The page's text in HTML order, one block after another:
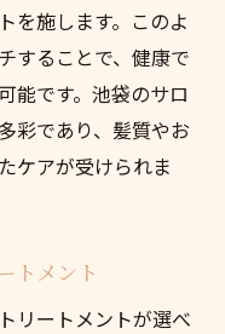
を施します。このよ
することで、健康で
能です。池袋のサロ
彩であり、髪質やお
ケアが受けられま
トメント
リートメントが選べ